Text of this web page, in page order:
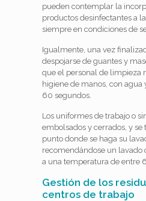
pueden contemplar la
productos desinfectantes a
siempre en condiciones de
Igualmente, una vez
despojarse de guantes y
que el personal de limpieza
higiene de manos, con
60 segundos.
Los uniformes de trabajo o
embolsados y cerrados, y se
punto donde se haga su
recomendándose un
a una temperatura de entre
Gestión de los
centros de trabajo